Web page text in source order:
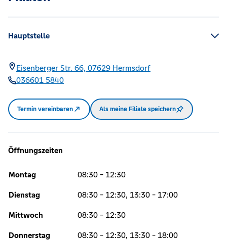
Hauptstelle
Eisenberger Str. 66, 07629 Hermsdorf
036601 5840
Termin vereinbaren Als meine Filiale speichern
Öffnungszeiten
Montag 08:30 - 12:30
Dienstag 08:30 - 12:30, 13:30 - 17:00
Mittwoch 08:30 - 12:30
Donnerstag 08:30 - 12:30, 13:30 - 18:00